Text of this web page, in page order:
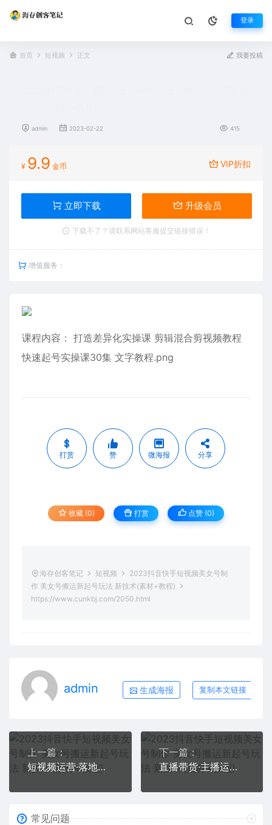
登录
首页 短视频 正文 我要投稿
admin 2023-02-22 415
¥ 9.9 金币 VIP折扣
立即下载 升级会员
下载不了？请联系网站客服提交链接错误！
增值服务：
课程内容： 打造差异化实操课 剪辑混合剪视频教程
快速起号实操课30集 文字教程.png
打赏 赞 微海报 分享
收藏 (0) 打赏 点赞 (0)
海存创客笔记 短视频
2023抖音快手短视频美女号制
作 美女号搬运新起号玩法 新技术(素材+教程)
https://www.cunkbj.com/2050.html
admin 生成海报 复制本文链接
上一篇：
短视频运营·落地实战课 让账号有更多的流量（短视频流量+带货出单实操）
下一篇：
直播带货·主播运营2合1实战课 有货源 无货源 直播推流 极速起号 稳定出单
常见问题